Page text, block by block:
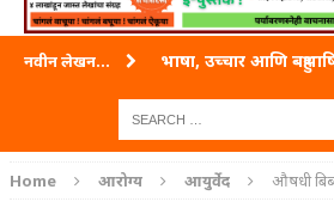
नवीन लेखन... भाषा, उच्चार आणि
ताम्र – एक अफलातून
Home आरोग्य आयुर्वेद औषधी